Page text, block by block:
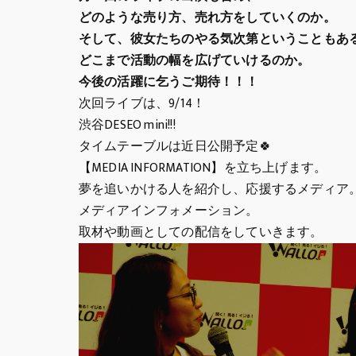
どのような売り方、売れ方をしていくのか。
そして、彼女たちのやる気次第ということもあ
どこまで活動の幅を広げていけるのか。
今後の活躍に乞うご期待！！！
次回ライブは、9/14！
渋谷DESEO mini!!!
タイムテーブルは近日公開予定🍀
【MEDIA INFORMATION】を立ち上げます。
夢を追いかける人を紹介し、応援するメディア
メディアインフォメーション。
取材や動画としての配信をしていきます。